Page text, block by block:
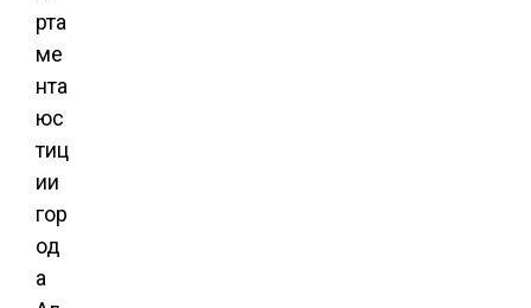
рта
ме
нта
юс
тиц
ии
гор
од
а